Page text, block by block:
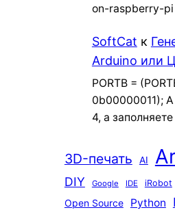
on-raspberry-pi
SoftCat к
Arduino или
PORTB =
0b00000011);
4, а
3D-печать AI
DIY Google IDE iRobot
Open Source Python